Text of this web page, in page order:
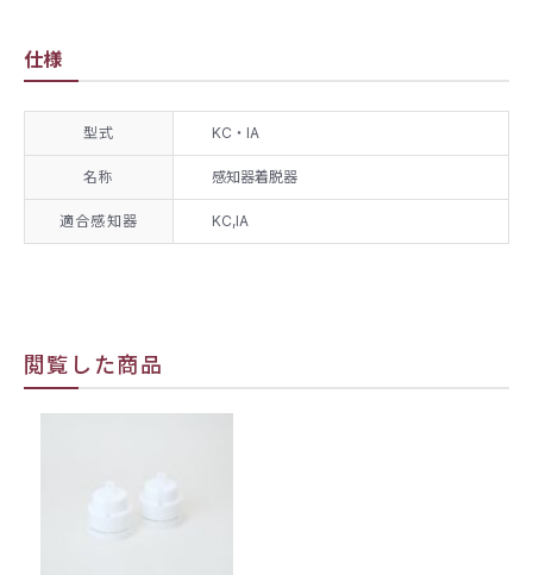
仕様
型式 KC・IA
名称 感知器着脱器
適合感知器 KC,IA
閲覧した商品